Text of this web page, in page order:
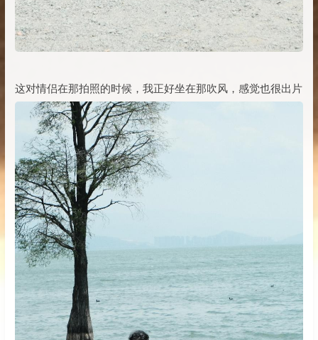
这对情侣在那拍照的时候，我正好坐在那吹风，感觉也很出片